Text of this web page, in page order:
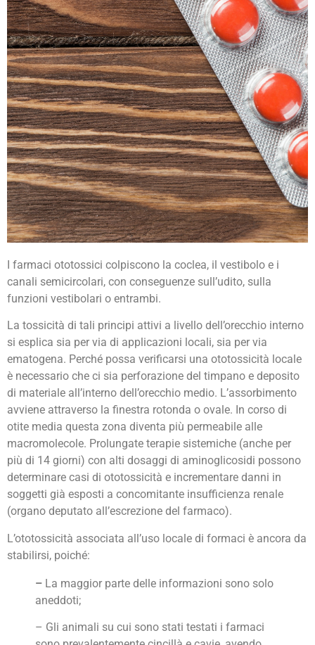
Ototossicità
I farmaci ototossici colpiscono la coclea, il vestibolo e i
canali semicircolari, con conseguenze sull’udito, sulla
funzioni vestibolari o entrambi.
La tossicità di tali principi attivi a livello dell’orecchio interno
si esplica sia per via di applicazioni locali, sia per via
ematogena. Perché possa verificarsi una ototossicità locale
è necessario che ci sia perforazione del timpano e deposito
di materiale all’interno dell’orecchio medio. L’assorbimento
avviene attraverso la finestra rotonda o ovale. In corso di
otite media questa zona diventa più permeabile alle
macromolecole. Prolungate terapie sistemiche (anche per
più di 14 giorni) con alti dosaggi di aminoglicosidi possono
determinare casi di ototossicità e incrementare danni in
soggetti già esposti a concomitante insufficienza renale
(organo deputato all’escrezione del farmaco).
L’ototossicità associata all’uso locale di formaci è ancora da
stabilirsi, poiché:
– La maggior parte delle informazioni sono solo
aneddoti;
– Gli animali su cui sono stati testati i farmaci